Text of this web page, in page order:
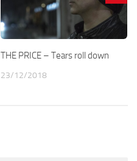
THE PRICE – Tears roll down
23/12/2018